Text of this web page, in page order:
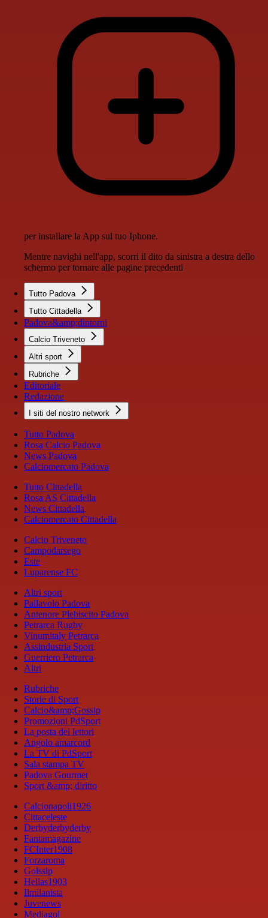
per installare la App sul tuo Iphone.
Mentre navighi nell'app, scorri il dito da sinistra a destra dello
schermo per tornare alle pagine precedenti
Tutto Padova
Tutto Cittadella
Padova&amp;dintorni
Calcio Triveneto
Altri sport
Rubriche
Editoriale
Redazione
I siti del nostro network
Tutto Padova
Rosa Calcio Padova
News Padova
Calciomercato Padova
Tutto Cittadella
Rosa AS Cittadella
News Cittadella
Calciomercato Cittadella
Calcio Triveneto
Campodarsego
Este
Luparense FC
Altri sport
Pallavolo Padova
Antenore Plebiscito Padova
Petrarca Rugby
Vinumitaly Petrarca
Assindustria Sport
Guerriero Petrarca
Altri
Rubriche
Storie di Sport
Calcio&amp;Gossip
Promozioni PdSport
La posta dei lettori
Angolo amarcord
La TV di PdSport
Sala stampa TV
Padova Gourmet
Sport &amp; diritto
Calcionapoli1926
Cittaceleste
Derbyderbyderby
Fantamagazine
FCInter1908
Forzaroma
Golssip
Hellas1903
Ilmilanista
Juvenews
Mediagol